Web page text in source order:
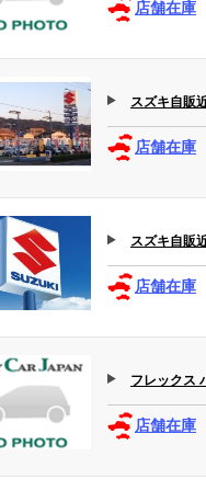
店舗在庫
スズキ自販
店舗在庫
スズキ自販
店舗在庫
フレックス
店舗在庫